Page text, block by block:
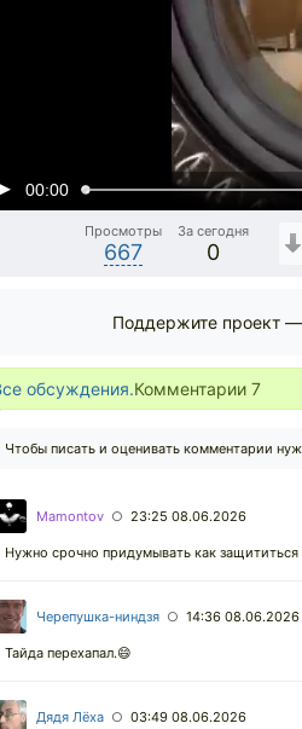
00:00
Просмотры
667
За сегодня
0
Поддержите проект
обсуждения.Комментарии 7
Чтобы писать и оценивать комментарии
Mamontov ○ 23:25 08.06.2026
Нужно срочно придумывать как защититься
Черепушка-ниндзя ○ 14:36 08.06.2026
Тайда перехапал.😄
Дядя Лёха ○ 03:49 08.06.2026